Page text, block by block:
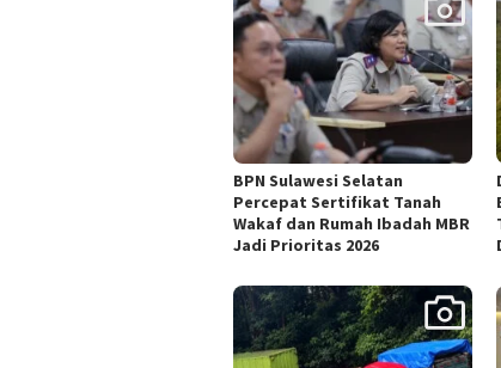
BPN Sulawesi Selatan
Percepat Sertifikat Tanah
Wakaf dan Rumah Ibadah MBR
Jadi Prioritas 2026